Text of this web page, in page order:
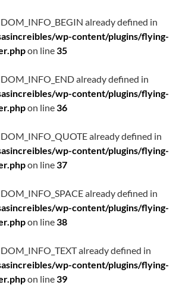
already defined in
wp-content/plugins/flying-
on line35
already defined in
wp-content/plugins/flying-
on line36
already defined in
wp-content/plugins/flying-
on line37
already defined in
wp-content/plugins/flying-
on line38
already defined in
wp-content/plugins/flying-
on line39